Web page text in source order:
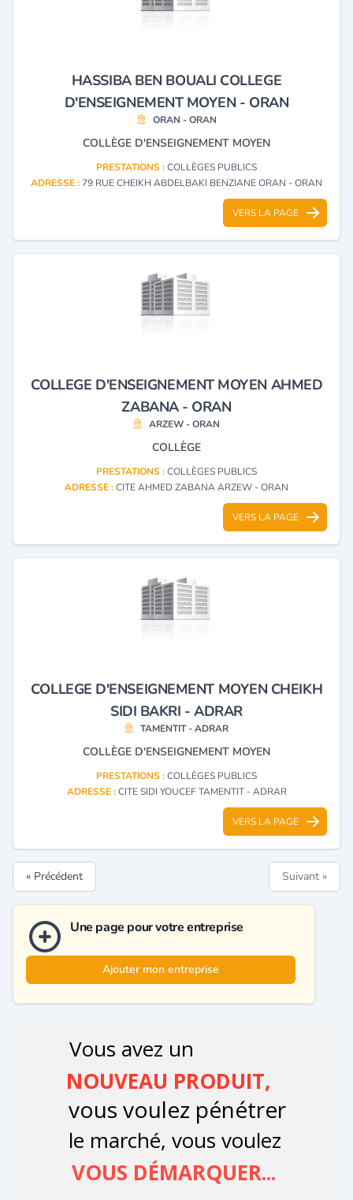
HASSIBA BEN BOUALI COLLEGE
D'ENSEIGNEMENT MOYEN - ORAN
ORAN - ORAN
COLLÈGE D'ENSEIGNEMENT MOYEN
PRESTATIONS :COLLÈGES PUBLICS
ADRESSE : 79 RUE CHEIKH ABDELBAKI BENZIANE ORAN - ORAN
VERS LA PAGE
COLLEGE D'ENSEIGNEMENT MOYEN AHMED
ZABANA - ORAN
ARZEW - ORAN
COLLÈGE
PRESTATIONS :COLLÈGES PUBLICS
ADRESSE :CITE AHMED ZABANA ARZEW - ORAN
VERS LA PAGE
COLLEGE D'ENSEIGNEMENT MOYEN CHEIKH
SIDI BAKRI - ADRAR
TAMENTIT - ADRAR
COLLÈGE D'ENSEIGNEMENT MOYEN
PRESTATIONS :COLLÈGES PUBLICS
ADRESSE :CITE SIDI YOUCEF TAMENTIT - ADRAR
VERS LA PAGE
« Précédent Suivant »
Une page pour votre entreprise
Ajouter mon entreprise